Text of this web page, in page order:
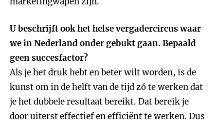
U beschrijft ook het helse vergadercircus waar
we in Nederland onder gebukt gaan. Bepaald
geen succesfactor?
Als je het druk hebt en beter wilt worden, is de
kunst om in de helft van de tijd zó te werken dat
je het dubbele resultaat bereikt. Dat bereik je
door uiterst effectief en efficiënt te werken. Dus